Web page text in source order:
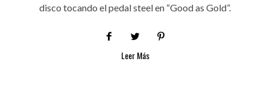
disco tocando el pedal steel en “Good as Gold”.
Leer Más